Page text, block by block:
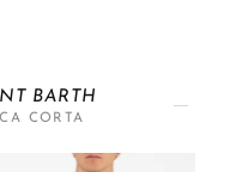
BARTH
CORTA